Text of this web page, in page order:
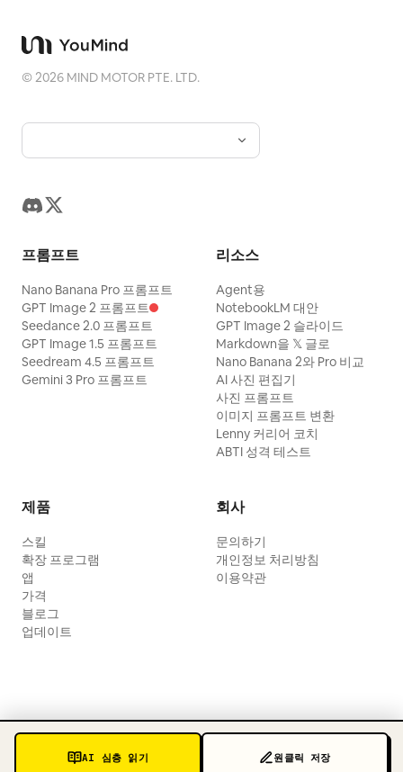
AI 심층 읽기 원클릭 저장
©2026 MIND MOTOR PTE. LTD.
프롬프트
Nano Banana Pro 프롬프트
GPT Image 2 프롬프트
Seedance 2.0 프롬프트
GPT Image 1.5 프롬프트
Seedream 4.5 프롬프트
Gemini 3 Pro 프롬프트
리소스
Agent용
NotebookLM 대안
GPT Image 2 슬라이드
Markdown을 𝕏 글로
Nano Banana 2와 Pro 비교
AI 사진 편집기
사진 프롬프트
이미지 프롬프트 변환
Lenny 커리어 코치
ABTI 성격 테스트
제품
스킬
확장 프로그램
앱
가격
블로그
업데이트
회사
문의하기
개인정보 처리방침
이용약관